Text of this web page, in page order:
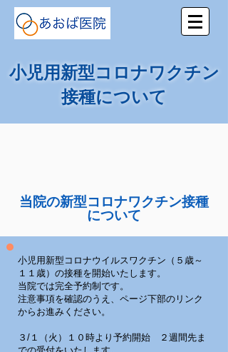
小児用新型コロナワクチン
接種について
​当院の新型コロナワクチン接種
について
小児用新型コロナウイルスワクチン（５歳～
１１歳）の接種を開始いたします。
当院では完全予約制です。
注意事項を確認のうえ、ページ下部のリンク
からお進みください。
３/１（火）１０時より予約開始 ２週間先ま